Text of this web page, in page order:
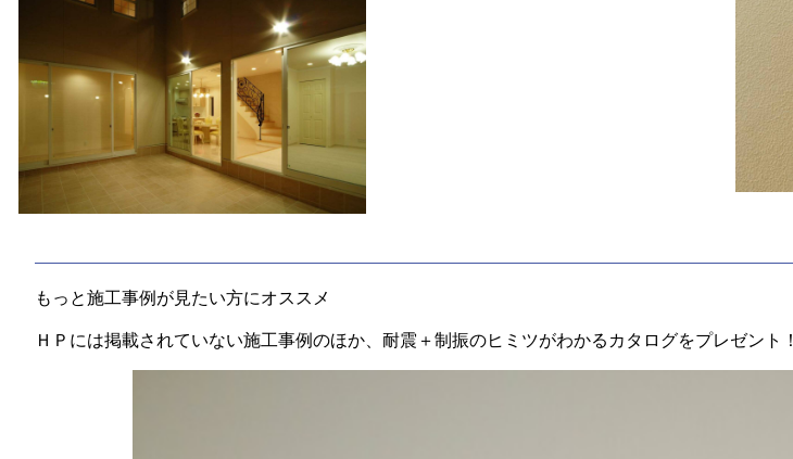
もっと施工事例が見たい方にオススメ
ＨＰには掲載されていない施工事例のほか、耐震＋制振のヒミツがわかるカタログをプレゼント！